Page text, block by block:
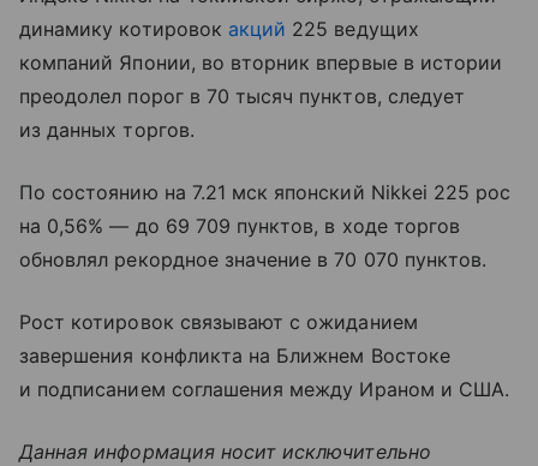
динамику котировок акций 225 ведущих
компаний Японии, во вторник впервые в истории
преодолел порог в 70 тысяч пунктов, следует
из данных торгов.
По состоянию на 7.21 мск японский Nikkei 225 рос
на 0,56% — до 69 709 пунктов, в ходе торгов
обновлял рекордное значение в 70 070 пунктов.
Рост котировок связывают с ожиданием
завершения конфликта на Ближнем Востоке
и подписанием соглашения между Ираном и США.
Данная информация носит исключительно